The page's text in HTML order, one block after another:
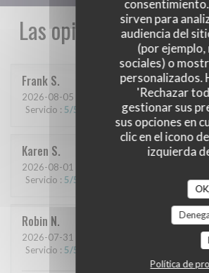
sirven para
audiencia del
(por
sociales) o
personalizados.
'Rechazar
gestionar sus
sus opciones en
clic en el icono
izquierda
Política de
Las opiniones de
Frank S
2026-08-05 - 19:30 - Invitados 6
Servicio : 5/5 Ambiente:4/5 Menú: 5/5
Karen S
2026-08-01
Servicio : 5/5 /5
Robin N
2026-07-31
Servicio : 5/5